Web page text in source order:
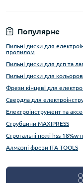
Популярне
Пильні диски для
пропилом
Пильні диски для дсп та
Пильні диски для
Фрези кінцеві для
Свердла для
Електроінструмент та
Струбцини MAXIPRESS
Строгальні ножі hss 18%w
Алмазні фрези ITA TOOLS